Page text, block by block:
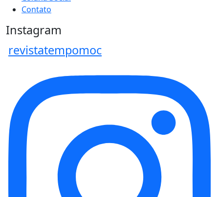
Contato
Instagram
revistatempomoc